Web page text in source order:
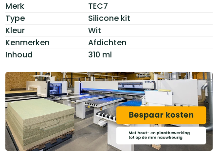
Merk
TEC7
Type
Silicone kit
Kleur
Wit
Kenmerken
Afdichten
Inhoud
310 ml